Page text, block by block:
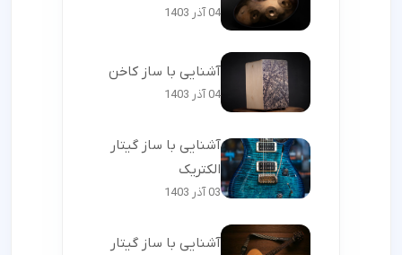
04 آذر 1403
آشنایی با ساز کاخن
04 آذر 1403
آشنایی با ساز گیتار
الکتریک
03 آذر 1403
آشنایی با ساز گیتار